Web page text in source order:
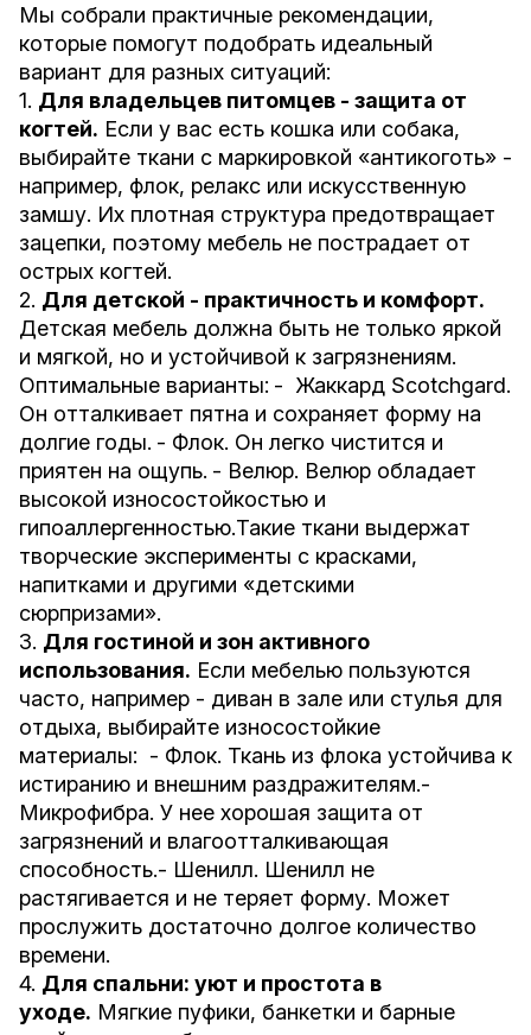
Мы собрали практичные рекомендации,
которые помогут подобрать идеальный
вариант для разных ситуаций:
1. Для владельцев питомцев - защита от
когтей. Если у вас есть кошка или собака,
выбирайте ткани с маркировкой «антикоготь» -
например, флок, релакс или искусственную
замшу. Их плотная структура предотвращает
зацепки, поэтому мебель не пострадает от
острых когтей.
2. Для детской - практичность и комфорт.
Детская мебель должна быть не только яркой
и мягкой, но и устойчивой к загрязнениям.
Оптимальные варианты: - Жаккард Scotchgard.
Он отталкивает пятна и сохраняет форму на
долгие годы. - Флок. Он легко чистится и
приятен на ощупь. - Велюр. Велюр обладает
высокой износостойкостью и
гипоаллергенностью.Такие ткани выдержат
творческие эксперименты с красками,
напитками и другими «детскими
сюрпризами».
3. Для гостиной и зон активного
использования. Если мебелью пользуются
часто, например - диван в зале или стулья для
отдыха, выбирайте износостойкие
материалы: - Флок. Ткань из флока устойчива к
истиранию и внешним раздражителям.-
Микрофибра. У нее хорошая защита от
загрязнений и влагоотталкивающая
способность.- Шенилл. Шенилл не
растягивается и не теряет форму. Может
прослужить достаточно долгое количество
времени.
4. Для спальни: уют и простота в
уходе. Мягкие пуфики, банкетки и барные